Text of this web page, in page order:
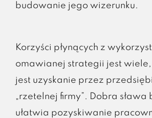
budowanie jego wizerunku.
Korzyści płynących z
omawianej strategii jest wiele,
jest uzyskanie przez
„rzetelnej firmy”. Dobra sława
ułatwia pozyskiwanie